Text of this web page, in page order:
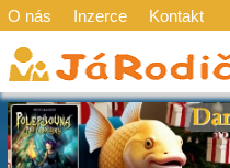
O nás Inzerce Kontakt